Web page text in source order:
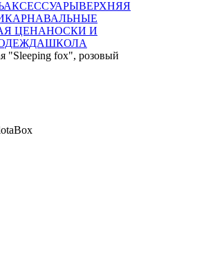
АКСЕССУАРЫВЕРХНЯЯ
КАРНАВАЛЬНЫЕ
ЦЕНАНОСКИ И
ШКОЛА
"Sleeping fox", розовый